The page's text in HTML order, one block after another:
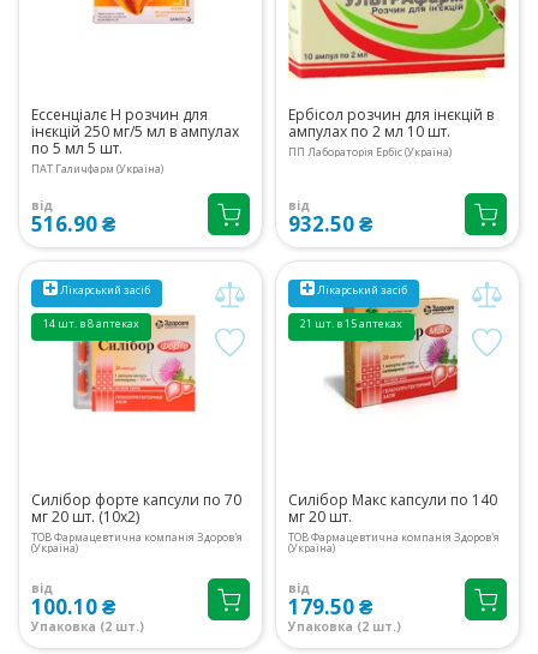
Ессенціалє Н розчин для
інєкцій 250 мг/5 мл в ампулах
по 5 мл 5 шт.
ПАТ Галичфарм (Україна)
від
516.90 ₴
Ербісол розчин для інєкцій в
ампулах по 2 мл 10 шт.
ПП Лабораторія Ербіс (Україна)
від
932.50 ₴
Лікарський засіб
14 шт. в 8 аптеках
Силібор форте капсули по 70
мг 20 шт. (10х2)
ТОВ Фармацевтична компанія Здоров'я
(Україна)
від
100.10 ₴
Упаковка (2 шт.)
Лікарський засіб
21 шт. в 15 аптеках
Силібор Макс капсули по 140
мг 20 шт.
ТОВ Фармацевтична компанія Здоров'я
(Україна)
від
179.50 ₴
Упаковка (2 шт.)